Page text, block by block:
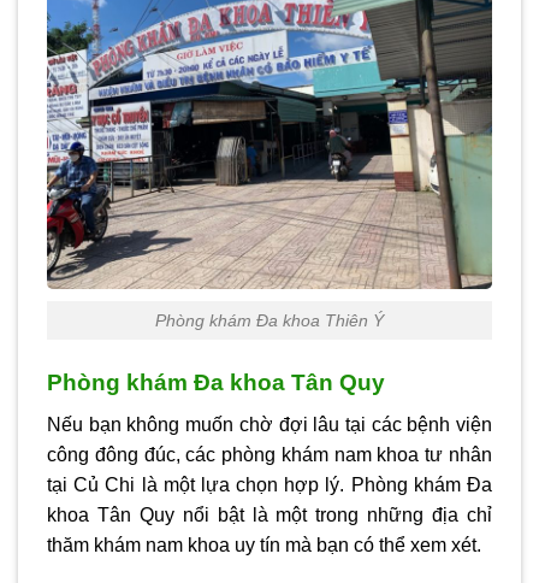
Phòng khám Đa khoa Thiên Ý
Phòng khám Đa khoa Tân Quy
Nếu bạn không muốn chờ đợi lâu tại các bệnh viện
công đông đúc, các phòng khám nam khoa tư nhân
tại Củ Chi là một lựa chọn hợp lý. Phòng khám Đa
khoa Tân Quy nổi bật là một trong những địa chỉ
thăm khám nam khoa uy tín mà bạn có thể xem xét.